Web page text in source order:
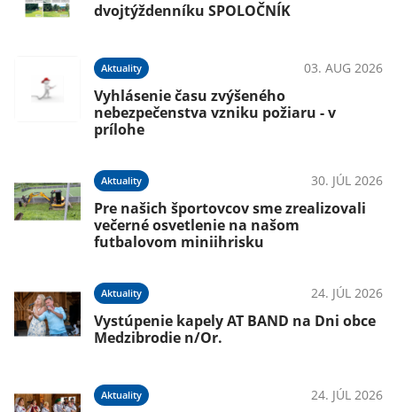
dvojtýždenníku SPOLOČNÍK
Aktuality 03. AUG 2026
Vyhlásenie času zvýšeného
nebezpečenstva vzniku požiaru - v
prílohe
Aktuality 30. JÚL 2026
Pre našich športovcov sme zrealizovali
večerné osvetlenie na našom
futbalovom miniihrisku
Aktuality 24. JÚL 2026
Vystúpenie kapely AT BAND na Dni obce
Medzibrodie n/Or.
Aktuality 24. JÚL 2026